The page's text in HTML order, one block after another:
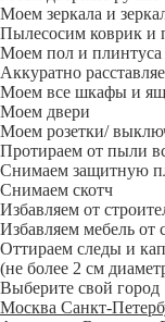
Моем зеркала и
Пылесосим коврик и
Моем пол и плинтуса
Аккуратно
Моем все шкафы и
Моем двери
Моем розетки/
Протираем от пыли
Снимаем защитную
Снимаем скотч
Избавляем от
Избавляем мебель от
Оттираем следы и
(не более 2 см
Выберите свой город
Москва Санкт-